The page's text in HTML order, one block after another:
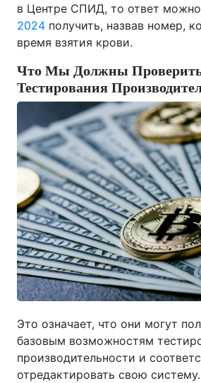
в Центре СПИД, то ответ можно
2024 получить, назвав номер,
время взятия крови.
Что Мы Должны
Тестирования
Это означает, что они могут
базовым возможностям
производительности и
отредактировать свою